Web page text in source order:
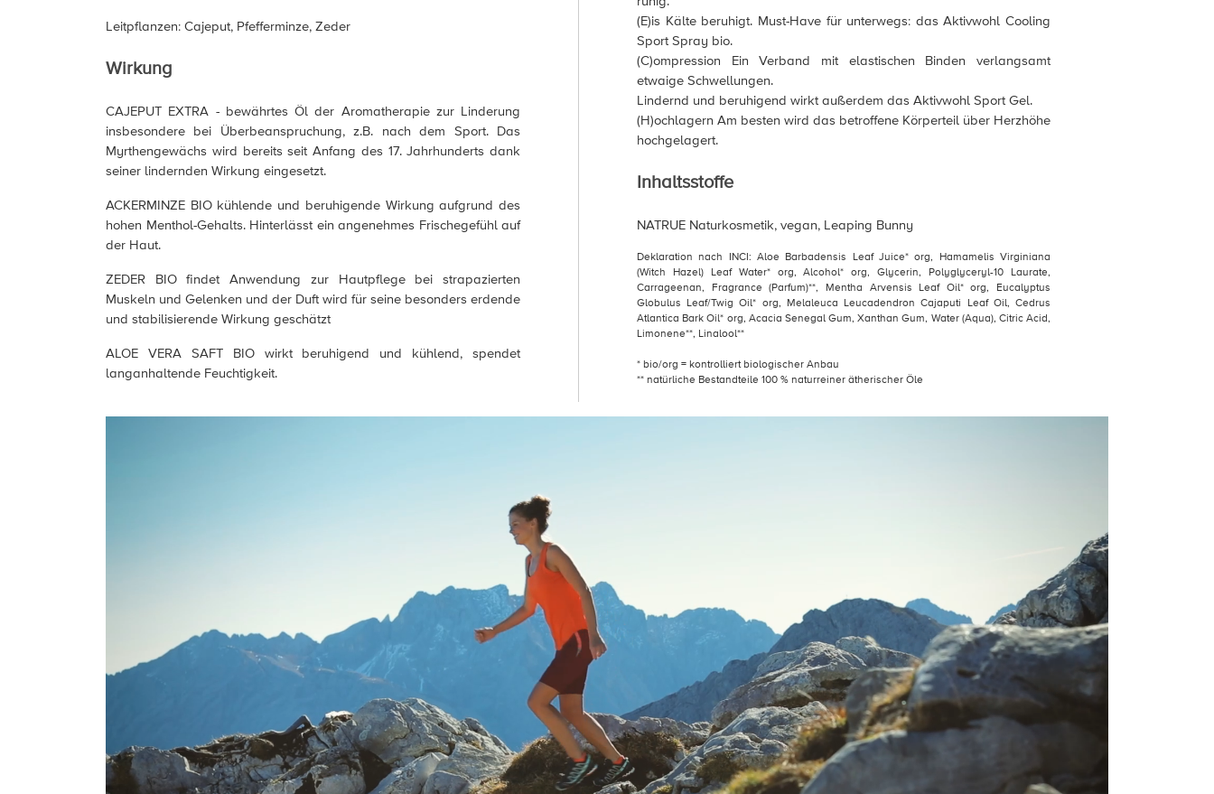
Leitpflanzen: Cajeput, Pfefferminze, Zeder
Wirkung
CAJEPUT EXTRA - bewährtes Öl der Aromatherapie zur Linderung
insbesondere bei Überbeanspruchung, z.B. nach dem Sport. Das
Myrthengewächs wird bereits seit Anfang des 17. Jahrhunderts dank
seiner lindernden Wirkung eingesetzt.
ACKERMINZE BIO kühlende und beruhigende Wirkung aufgrund des
hohen Menthol-Gehalts. Hinterlässt ein angenehmes Frischegefühl auf
der Haut.
ZEDER BIO findet Anwendung zur Hautpflege bei strapazierten
Muskeln und Gelenken und der Duft wird für seine besonders erdende
und stabilisierende Wirkung geschätzt
ALOE VERA SAFT BIO wirkt beruhigend und kühlend, spendet
langanhaltende Feuchtigkeit.
(E)is Kälte beruhigt. Must-Have für unterwegs: das Aktivwohl Cooling
Sport Spray bio.
(C)ompression Ein Verband mit elastischen Binden verlangsamt
etwaige Schwellungen.
Lindernd und beruhigend wirkt außerdem das Aktivwohl Sport Gel.
(H)ochlagern Am besten wird das betroffene Körperteil über Herzhöhe
hochgelagert.
Inhaltsstoffe
NATRUE Naturkosmetik, vegan, Leaping Bunny
Deklaration nach INCI: Aloe Barbadensis Leaf Juice* org, Hamamelis Virginiana
(Witch Hazel) Leaf Water* org, Alcohol* org, Glycerin, Polyglyceryl-10 Laurate,
Carrageenan, Fragrance (Parfum)**, Mentha Arvensis Leaf Oil* org, Eucalyptus
Globulus Leaf/Twig Oil* org, Melaleuca Leucadendron Cajaputi Leaf Oil, Cedrus
Atlantica Bark Oil* org, Acacia Senegal Gum, Xanthan Gum, Water (Aqua), Citric Acid,
Limonene**, Linalool**
* bio/org = kontrolliert biologischer Anbau
** natürliche Bestandteile 100 % naturreiner ätherischer Öle